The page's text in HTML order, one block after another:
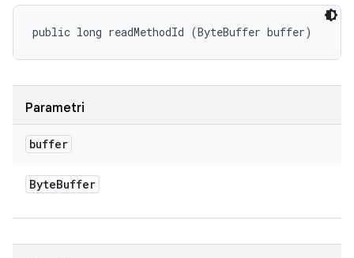
public long readMethodId (ByteBuffer buffer)
Parametri
buffer
ByteBuffer